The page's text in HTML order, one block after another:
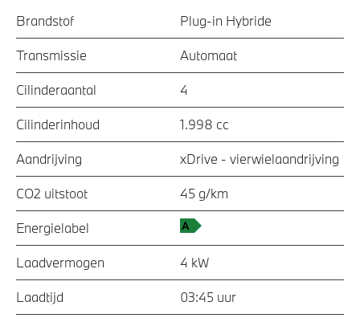
Brandstof Plug-in Hybride
Transmissie Automaat
Cilinderaantal 4
Cilinderinhoud 1.998 cc
Aandrijving xDrive - vierwielaandrijving
CO2 uitstoot 45 g/km
Energielabel
Laadvermogen 4 kW
Laadtijd 03:45 uur